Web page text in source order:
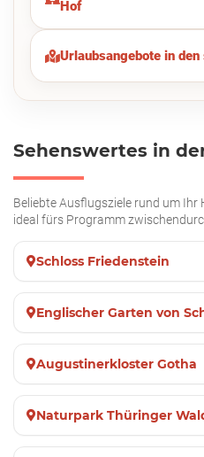
Hof
Urlaubsangebote in
Sehenswertes in
Beliebte Ausflugsziele rund um Ihr
ideal fürs Programm
Schloss Friedenstein
Englischer Garten von
Augustinerkloster Gotha
Naturpark Thüringer